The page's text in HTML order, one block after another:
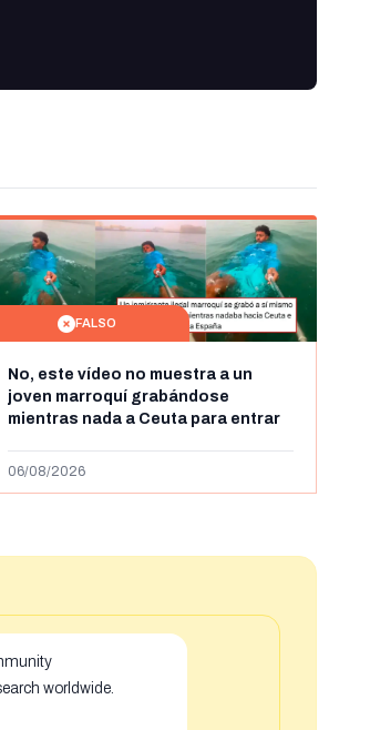
FALSO
No, este vídeo no muestra a un
joven marroquí grabándose
mientras nada a Ceuta para entrar
más de 450km de Ceuta y el autor lo
06/08/2026
worldwide.